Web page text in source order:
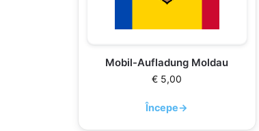
Mobil-Aufladung Moldau
€ 5,00
Începe→